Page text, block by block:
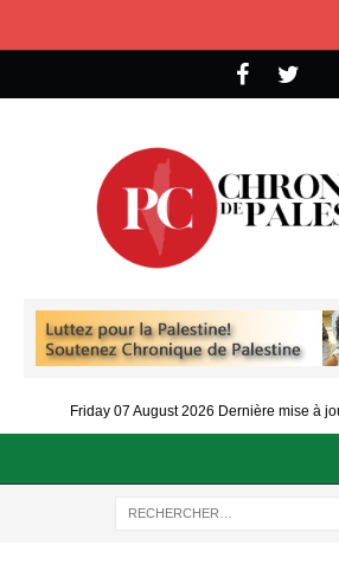
Friday 07 August 2026 Dernière mise à